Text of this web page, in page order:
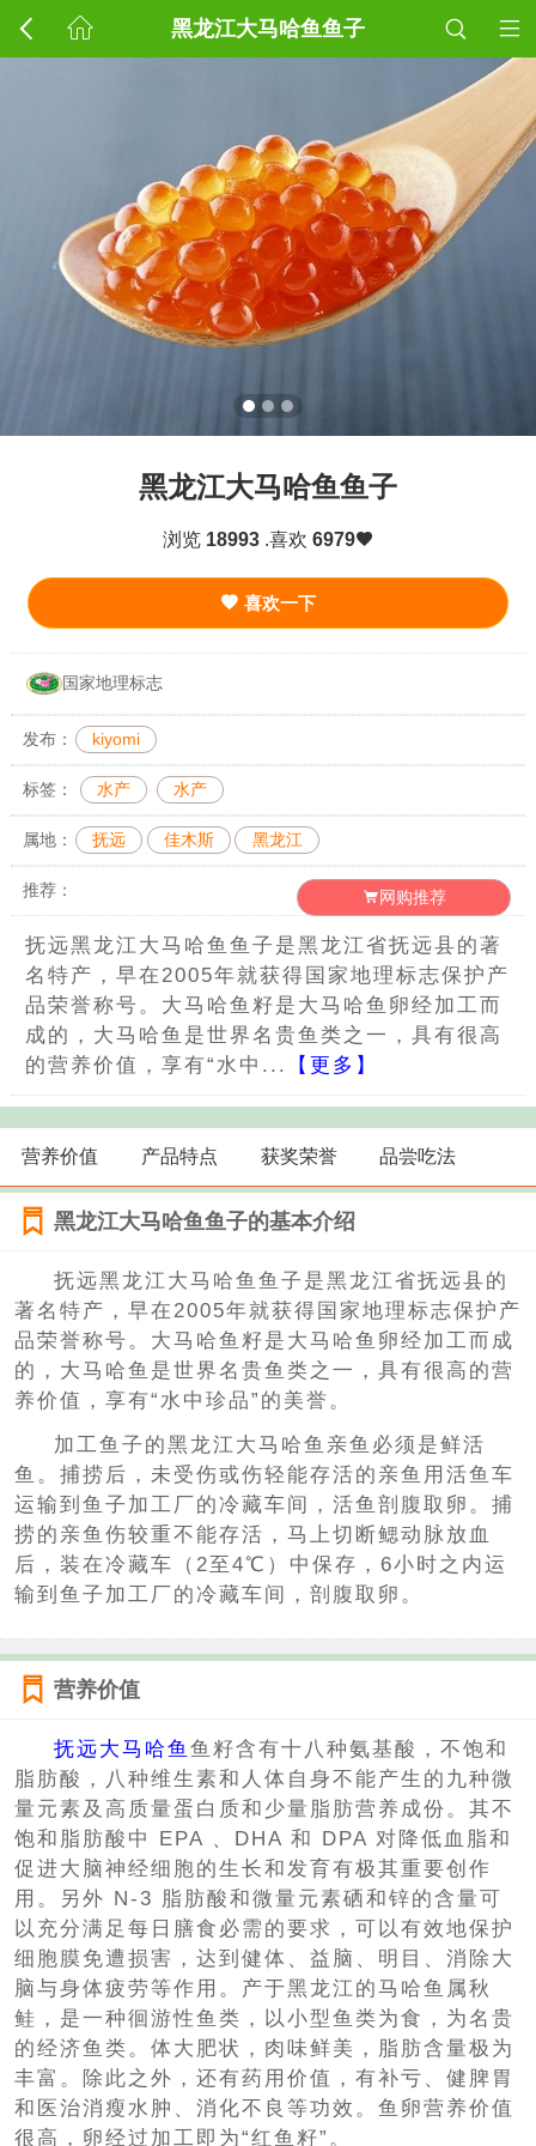
黑龙江大马哈鱼鱼子
黑龙江大马哈鱼鱼子
浏览 18993.喜欢 6979
喜欢一下
国家地理标志
发布： kiyomi
标签： 水产 水产
属地： 抚远 佳木斯 黑龙江
推荐： 网购推荐
抚远黑龙江大马哈鱼鱼子是黑龙江省抚远县的著
名特产，早在2005年就获得国家地理标志保护产
品荣誉称号。大马哈鱼籽是大马哈鱼卵经加工而
成的，大马哈鱼是世界名贵鱼类之一，具有很高
的营养价值，享有“水中...
【更多】
营养价值 产品特点 获奖荣誉 品尝吃法
黑龙江大马哈鱼鱼子的基本介绍
抚远黑龙江大马哈鱼鱼子是黑龙江省抚远县的
著名特产，早在2005年就获得国家地理标志保护产
品荣誉称号。大马哈鱼籽是大马哈鱼卵经加工而成
的，大马哈鱼是世界名贵鱼类之一，具有很高的营
养价值，享有“水中珍品”的美誉。
加工鱼子的黑龙江大马哈鱼亲鱼必须是鲜活
鱼。捕捞后，未受伤或伤轻能存活的亲鱼用活鱼车
运输到鱼子加工厂的冷藏车间，活鱼剖腹取卵。捕
捞的亲鱼伤较重不能存活，马上切断鳃动脉放血
后，装在冷藏车（2至4℃）中保存，6小时之内运
输到鱼子加工厂的冷藏车间，剖腹取卵。
营养价值
抚远大马哈鱼鱼籽含有十八种氨基酸，不饱和
脂肪酸，八种维生素和人体自身不能产生的九种微
量元素及高质量蛋白质和少量脂肪营养成份。其不
饱和脂肪酸中 EPA 、DHA 和 DPA 对降低血脂和
促进大脑神经细胞的生长和发育有极其重要创作
用。另外 N-3 脂肪酸和微量元素硒和锌的含量可
以充分满足每日膳食必需的要求，可以有效地保护
细胞膜免遭损害，达到健体、益脑、明目、消除大
脑与身体疲劳等作用。产于黑龙江的马哈鱼属秋
鲑，是一种徊游性鱼类，以小型鱼类为食，为名贵
的经济鱼类。体大肥状，肉味鲜美，脂肪含量极为
丰富。除此之外，还有药用价值，有补亏、健脾胃
和医治消瘦水肿、消化不良等功效。鱼卵营养价值
很高，卵经过加工即为“红鱼籽”。